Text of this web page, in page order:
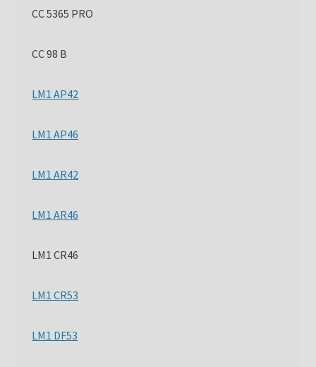
CC 5365 PRO
CC 98 B
LM1 AP42
LM1 AP46
LM1 AR42
LM1 AR46
LM1 CR46
LM1 CR53
LM1 DF53